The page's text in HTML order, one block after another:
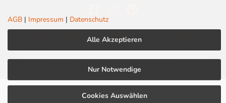
AGB | Impressum | Datenschutz
Alle Akzeptieren
Nur Notwendige
Cookies Auswählen
Impressum | Datenschutz
LED Centrum | Qualität und Kompetenz seit 2010